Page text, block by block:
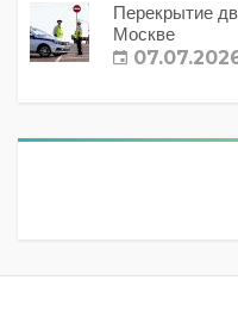
Перекрытие
Москве